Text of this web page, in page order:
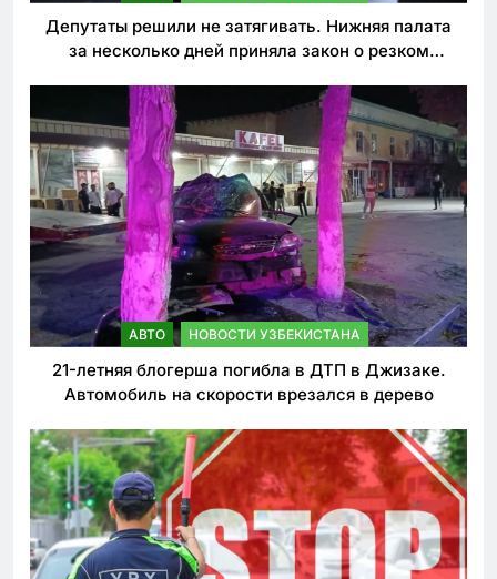
Депутаты решили не затягивать. Нижняя палата
за несколько дней приняла закон о резком
АВТО НОВОСТИ УЗБЕКИСТАНА
21-летняя блогерша погибла в ДТП в Джизаке.
Автомобиль на скорости врезался в дерево